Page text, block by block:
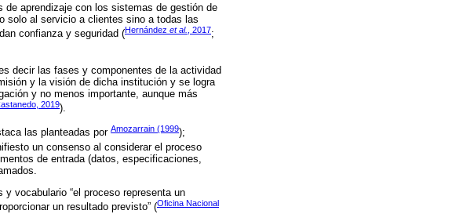
de aprendizaje con los sistemas de gestión de
solo al servicio a clientes sino a todas las
confianza y seguridad (Hernández et al. , 2017;
decir las fases y componentes de la actividad
y la visión de dicha institución y se logra
y no menos importante, aunque más
2019).
las planteadas por Amozarrain (1999);
un consenso al considerar el proceso
de entrada (datos, especificaciones,
vocabulario “el proceso representa un
un resultado previsto” (Oficina Nacional